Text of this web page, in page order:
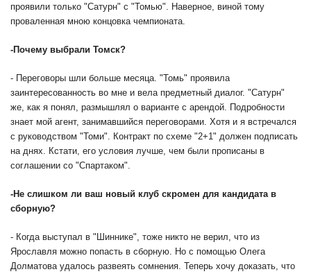
проявили только "Сатурн" с "Томью". Наверное, виной тому
проваленная мною концовка чемпионата.
-Почему выбрали Томск?
- Переговоры шли больше месяца. "Томь" проявила
заинтересованность во мне и вела предметный диалог. "Сатурн"
же, как я понял, размышлял о варианте с арендой. Подробности
знает мой агент, занимавшийся переговорами. Хотя и я встречался
с руководством "Томи". Контракт по схеме "2+1" должен подписать
на днях. Кстати, его условия лучше, чем были прописаны в
соглашении со "Спартаком".
-Не слишком ли ваш новый клуб скромен для кандидата в
сборную?
- Когда выступал в "Шиннике", тоже никто не верил, что из
Ярославля можно попасть в сборную. Но с помощью Олега
Долматова удалось развеять сомнения. Теперь хочу доказать, что